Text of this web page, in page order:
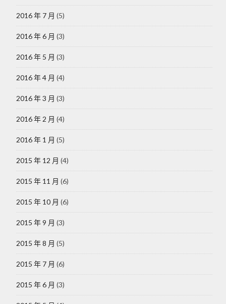
2016 年 7 月 (5)
2016 年 6 月 (3)
2016 年 5 月 (3)
2016 年 4 月 (4)
2016 年 3 月 (3)
2016 年 2 月 (4)
2016 年 1 月 (5)
2015 年 12 月 (4)
2015 年 11 月 (6)
2015 年 10 月 (6)
2015 年 9 月 (3)
2015 年 8 月 (5)
2015 年 7 月 (6)
2015 年 6 月 (3)